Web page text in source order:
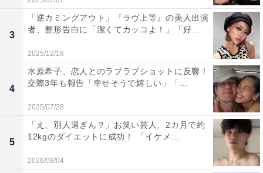
3
「逆カミングアウト」『ラヴ上等』の美人出演
者、整形告白に「潔くてカッコよ！」「好...
2025/12/18
4
水原希子、恋人とのラブラブショットに反響！
交際3年も報告「幸せそうで嬉しい」「...
2025/07/28
5
「え、別人過ぎん？」お笑い芸人、2カ月で約
12kgのダイエットに成功！ 「イケメ...
2026/08/04